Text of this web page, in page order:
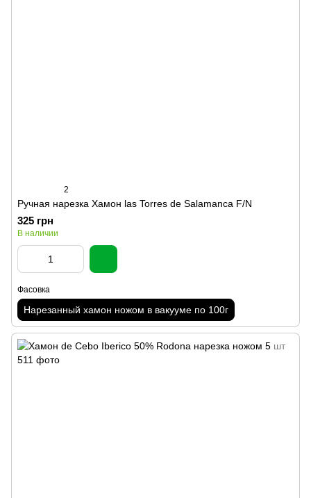
2
Ручная нарезка Хамон las Torres de Salamanca F/N
325 грн
В наличии
Фасовка
Нарезанный хамон ножом в вакууме по 100г